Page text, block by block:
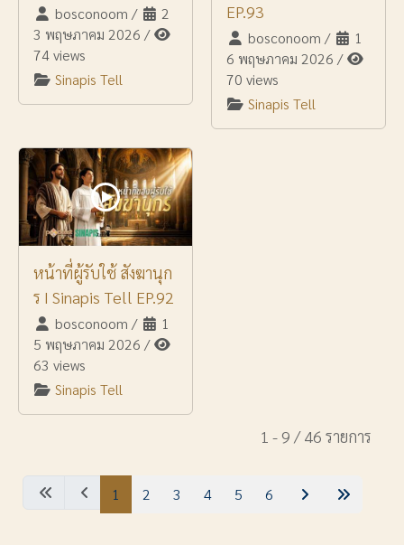
bosconoom /
2
3 พฤษภาคม 2026 /
74 views
Sinapis Tell
EP.93
bosconoom /
1
6 พฤษภาคม 2026 /
70 views
Sinapis Tell
หน้าที่ผู้รับใช้ สังฆานุก
ร I Sinapis Tell EP.92
bosconoom /
1
5 พฤษภาคม 2026 /
63 views
Sinapis Tell
1 - 9 / 46 รายการ
1 2 3 4 5 6